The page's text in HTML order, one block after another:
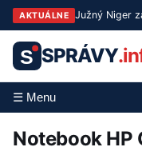
AKTUÁLNE
S SPRÁVY
☰ Menu
Notebook HP